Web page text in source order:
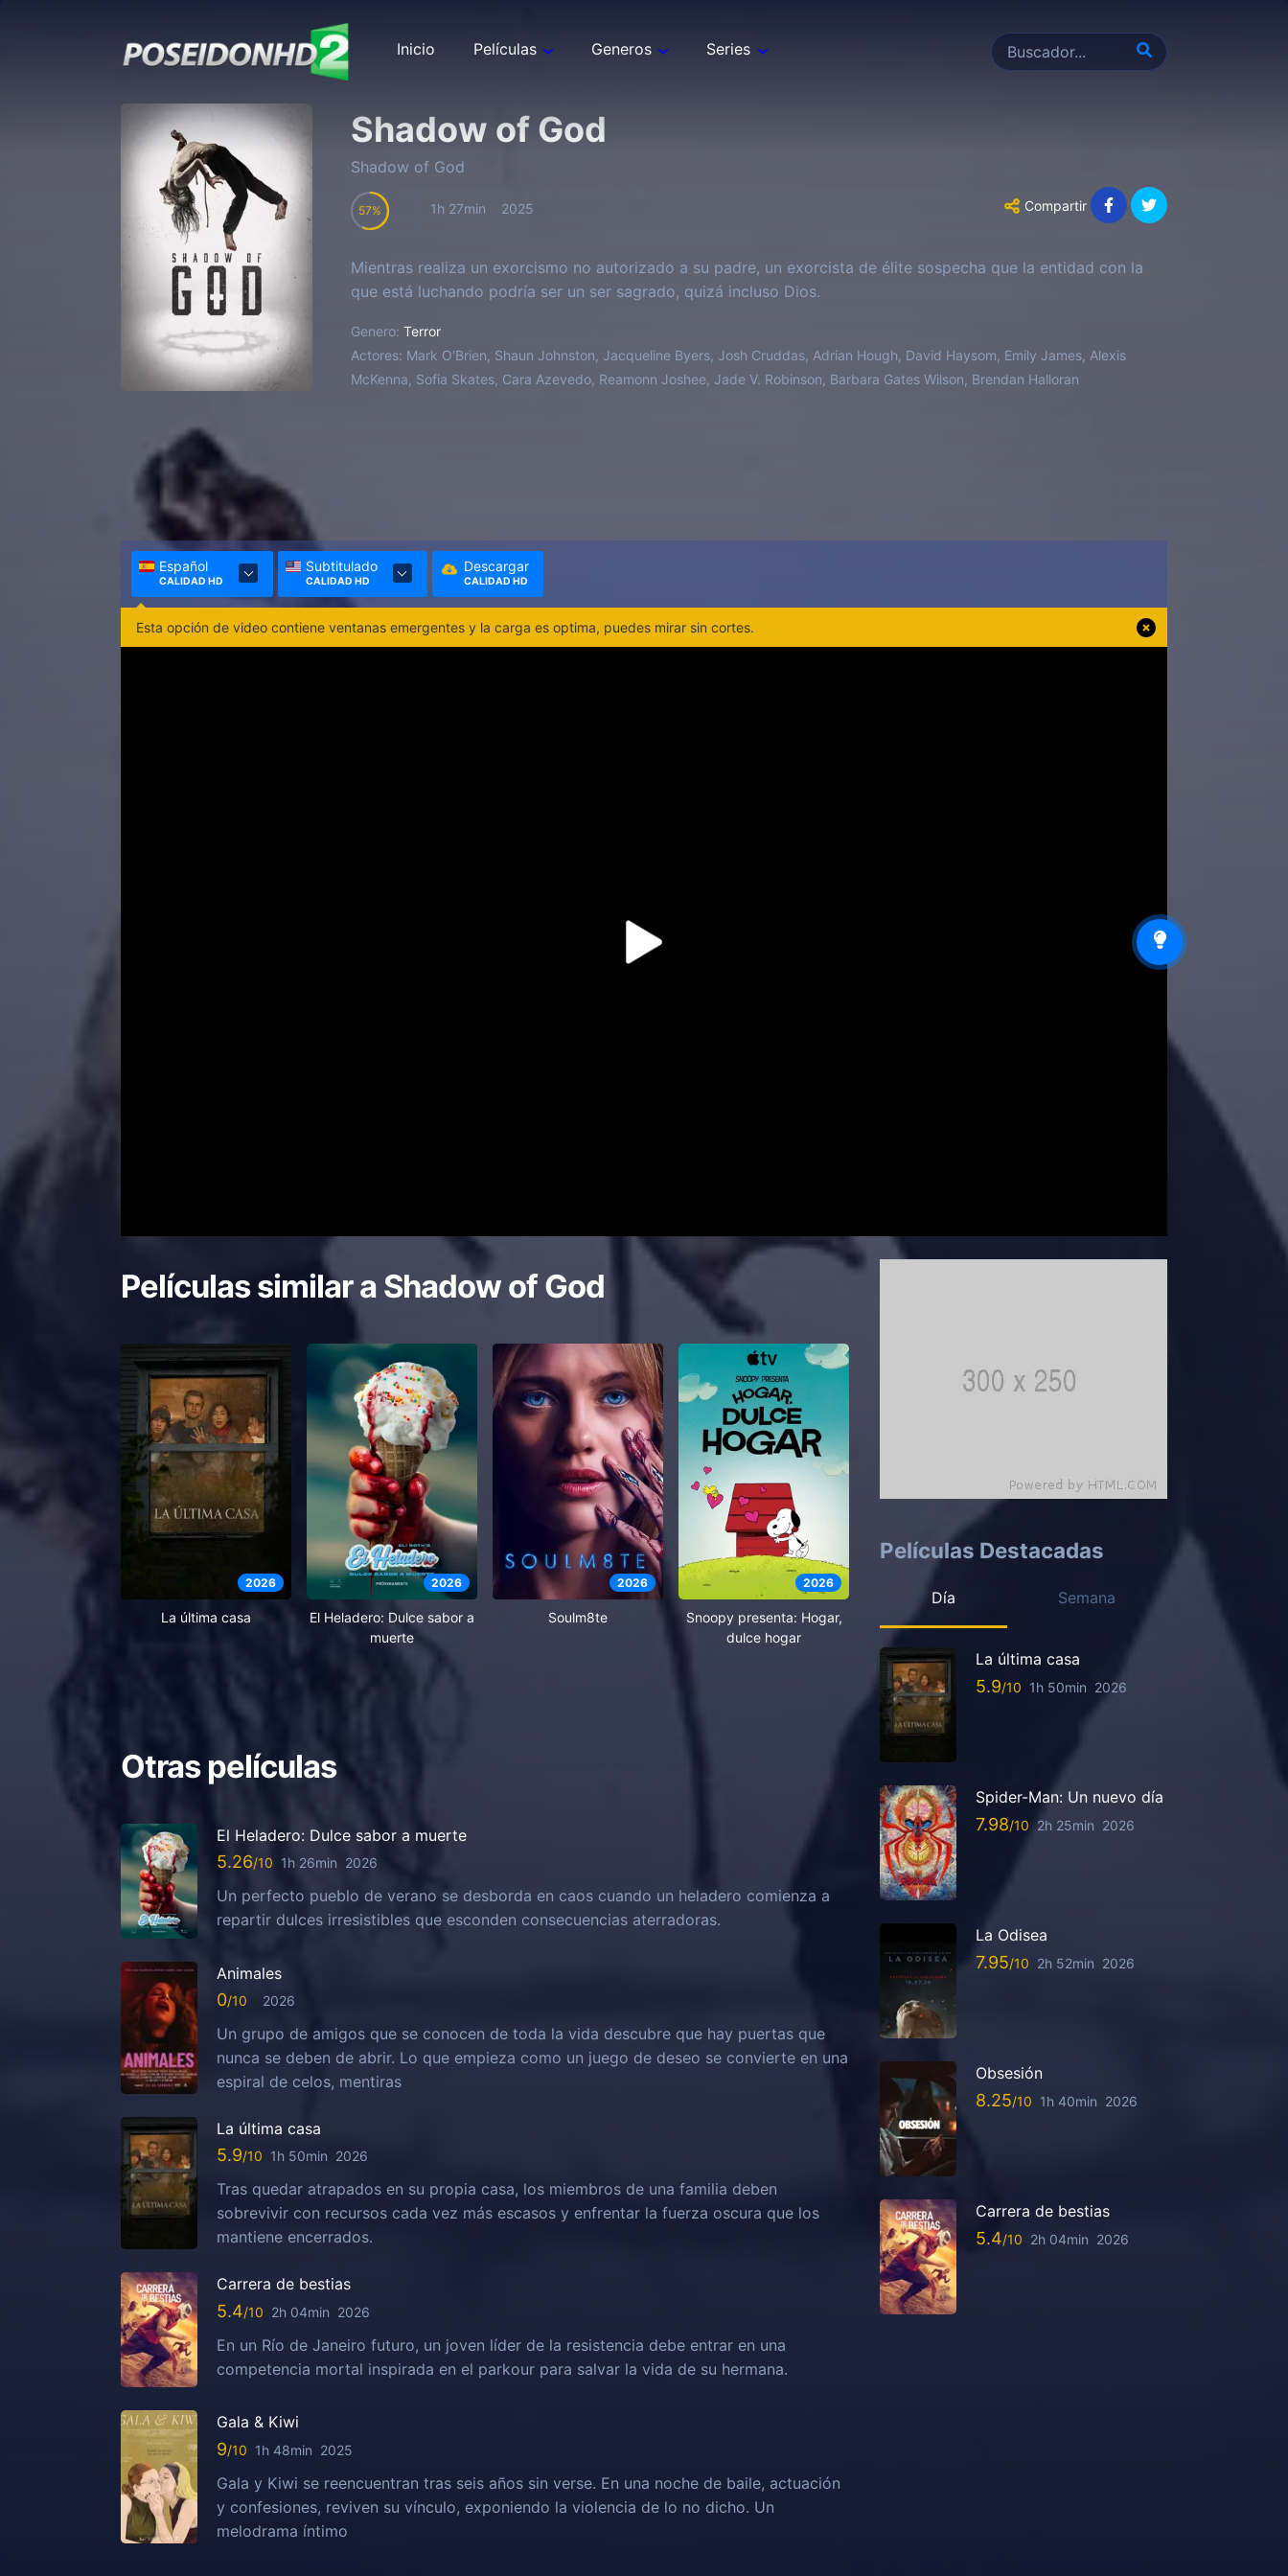
Inicio Películas Generos Series
Shadow of God
Shadow of God
57 1h 27min 2025 Compartir
Mientras realiza un exorcismo no autorizado a su padre, un exorcista de élite sospecha que la entidad con la
que está luchando podría ser un ser sagrado, quizá incluso Dios.
Genero: Terror
Actores: Mark O'Brien, Shaun Johnston, Jacqueline Byers, Josh Cruddas, Adrian Hough, David Haysom, Emily James, Alexis
McKenna, Sofia Skates, Cara Azevedo, Reamonn Joshee, Jade V. Robinson, Barbara Gates Wilson, Brendan Halloran
Español
CALIDAD HD
Subtitulado
CALIDAD HD
Descargar
CALIDAD HD
Esta opción de video contiene ventanas emergentes y la carga es optima, puedes mirar sin cortes.
Películas similar a Shadow of God
2026
La última casa
2026
El Heladero: Dulce sabor a
muerte
2026
Soulm8te
2026
Snoopy presenta: Hogar,
dulce hogar
Otras películas
El Heladero: Dulce sabor a muerte
5.26 1h 26min 2026
Un perfecto pueblo de verano se desborda en caos cuando un heladero comienza a
repartir dulces irresistibles que esconden consecuencias aterradoras.
Animales
0 2026
Un grupo de amigos que se conocen de toda la vida descubre que hay puertas que
nunca se deben de abrir. Lo que empieza como un juego de deseo se convierte en una
espiral de celos, mentiras
La última casa
5.9 1h 50min 2026
Tras quedar atrapados en su propia casa, los miembros de una familia deben
sobrevivir con recursos cada vez más escasos y enfrentar la fuerza oscura que los
mantiene encerrados.
Carrera de bestias
5.4 2h 04min 2026
En un Río de Janeiro futuro, un joven líder de la resistencia debe entrar en una
competencia mortal inspirada en el parkour para salvar la vida de su hermana.
Gala & Kiwi
9 1h 48min 2025
Gala y Kiwi se reencuentran tras seis años sin verse. En una noche de baile, actuación
y confesiones, reviven su vínculo, exponiendo la violencia de lo no dicho. Un
melodrama íntimo
Películas Destacadas
Día Semana
La última casa
5.9 1h 50min 2026
Spider-Man: Un nuevo día
7.98 2h 25min 2026
La Odisea
7.95 2h 52min 2026
Obsesión
8.25 1h 40min 2026
Carrera de bestias
5.4 2h 04min 2026